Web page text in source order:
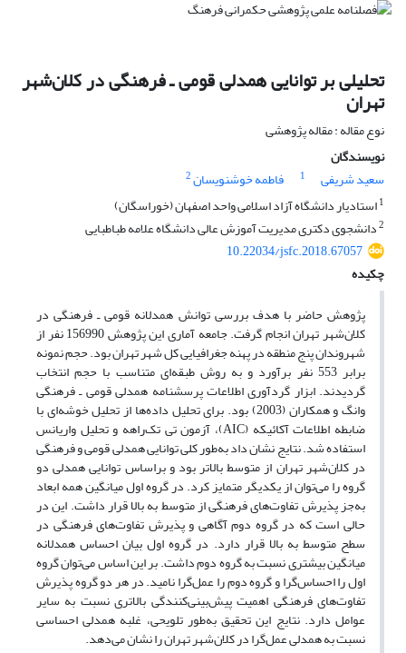
تحلیلی بر توانایی همدلی قومی ـ فرهنگی در کلان‌شهر
تهران
نوع مقاله : مقاله پژوهشی
نویسندگان
سعید شریفی
1 فاطمه خوشنویسان2
1استادیار دانشگاه آزاد اسلامی واحد اصفهان (خوراسگان)
2دانشجوی دکتری مدیریت آموزش عالی دانشگاه علامه طباطبایی
10.22034/jsfc.2018.67057
چکیده
پژوهش حاضر با هدف بررسی توانش همدلانه قومی ـ فرهنگی در
کلان‌شهر تهران انجام گرفت. جامعه آماری این پژوهش 156990 نفر از
شهروندان پنج منطقه در پهنه جغرافیایی کل شهر تهران بود. حجم نمونه
برابر 553 نفر برآورد و به روش طبقه‌ای متناسب با حجم انتخاب
گردیدند. ابزار گردآوری اطلاعات پرسشنامه همدلی قومی ـ فرهنگی
وانگ و همکاران (2003) بود. برای تحلیل داده‌ها از تحلیل خوشه‌ای با
ضابطه اطلاعات آکائیکه (AIC)، آزمون تی تک‌راهه و تحلیل واریانس
استفاده شد. نتایج نشان داد به‌طور کلی توانایی همدلی قومی و فرهنگی
در کلان‌شهر تهران از متوسط بالاتر بود و براساس توانایی همدلی دو
گروه را می‌توان از یکدیگر متمایز کرد. در گروه اول میانگین همه ابعاد
به‌جز پذیرش تفاوت‌های فرهنگی از متوسط به بالا قرار داشت. این در
حالی است که در گروه دوم آگاهی و پذیرش تفاوت‌های فرهنگی در
سطح متوسط به بالا قرار دارد. در گروه اول بیان احساس همدلانه
میانگین بیشتری نسبت به گروه دوم داشت. بر این اساس می‌توان گروه
اول را احساس‌گرا و گروه دوم را عمل‌گرا نامید. در هر دو گروه پذیرش
تفاوت‌های فرهنگی اهمیت پیش‌بینی‌کنندگی بالاتری نسبت به سایر
عوامل دارد. نتایج این تحقیق به‌طور تلویحی، غلبه همدلی احساسی
نسبت به همدلی عمل‌گرا در کلان‌شهر تهران را نشان می‌دهد.